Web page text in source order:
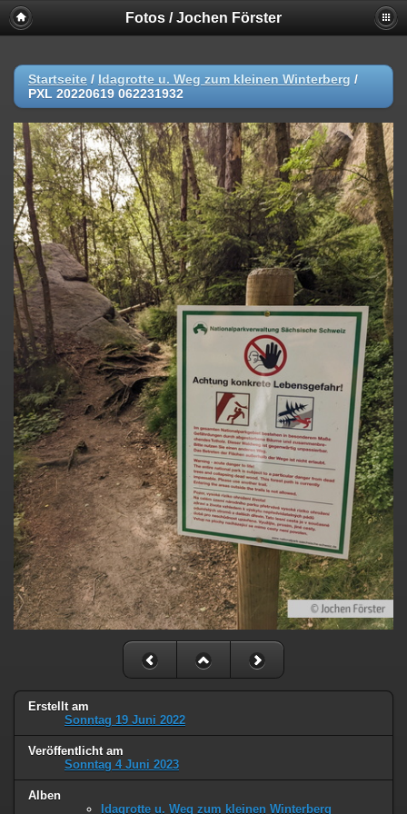
Fotos / Jochen Förster
Startseite / Idagrotte u. Weg zum kleinen Winterberg /
PXL 20220619 062231932
Erstellt am
Sonntag 19 Juni 2022
Veröffentlicht am
Sonntag 4 Juni 2023
Alben
Idagrotte u. Weg zum kleinen Winterberg